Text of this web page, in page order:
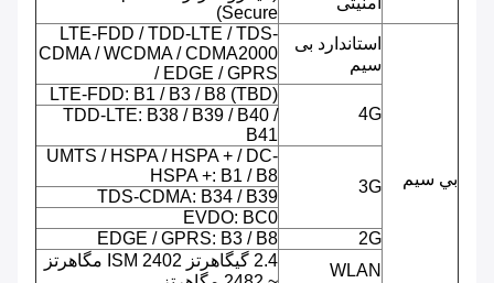
Secure)
بي سيم
استاندارد بی
سیم
LTE-FDD / TDD-LTE / TDS-
CDMA / WCDMA / CDMA2000
/ EDGE / GPRS
4G
LTE-FDD: B1 / B3 / B8 (TBD)
TDD-LTE: B38 / B39 / B40 /
B41
3G
UMTS / HSPA / HSPA + / DC-
HSPA +: B1 / B8
TDS-CDMA: B34 / B39
EVDO: BC0
2G
EDGE / GPRS: B3 / B8
WLAN
2.4 گیگاهرتز ISM 2402 مگاهرتز